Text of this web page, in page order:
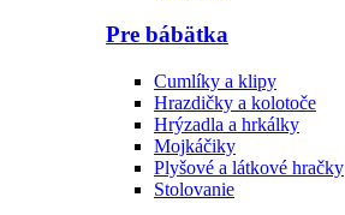
Pre bábätka
Cumlíky a klipy
Hrazdičky a kolotoče
Hrýzadla a hrkálky
Mojkáčiky
Plyšové a látkové hračky
Stolovanie